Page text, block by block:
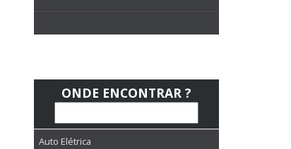
ONDE ENCONTRAR ?
Auto Elétrica